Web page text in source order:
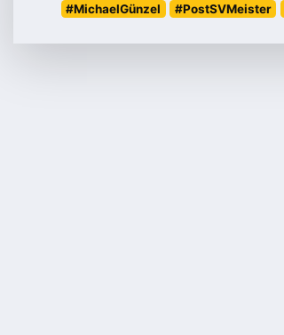
#MichaelGünzel
#PostSVMeister